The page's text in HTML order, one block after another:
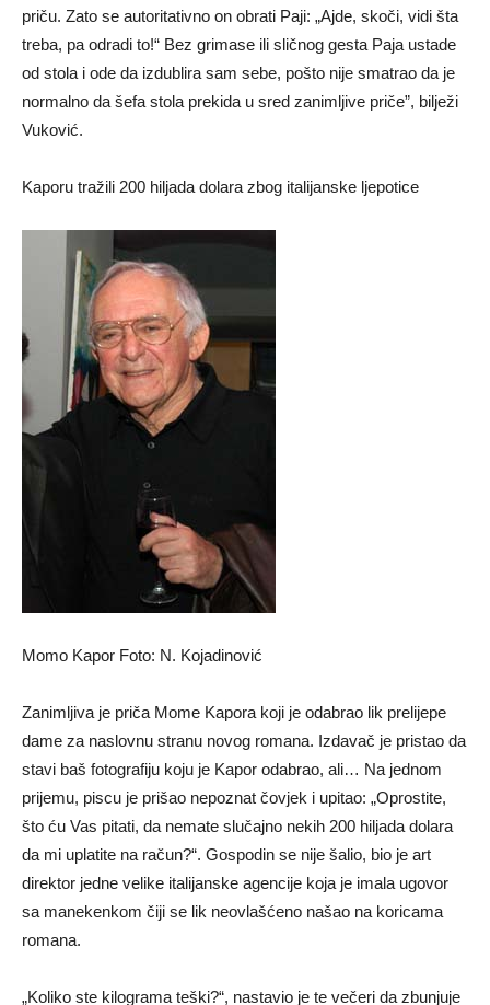
priču. Zato se autoritativno on obrati Paji: „Ajde, skoči, vidi šta
treba, pa odradi to!“ Bez grimase ili sličnog gesta Paja ustade
od stola i ode da izdublira sam sebe, pošto nije smatrao da je
normalno da šefa stola prekida u sred zanimljive priče”, bilježi
Vuković.
Kaporu tražili 200 hiljada dolara zbog italijanske ljepotice
Momo Kapor Foto: N. Kojadinović
Zanimljiva je priča Mome Kapora koji je odabrao lik prelijepe
dame za naslovnu stranu novog romana. Izdavač je pristao da
stavi baš fotografiju koju je Kapor odabrao, ali… Na jednom
prijemu, piscu je prišao nepoznat čovjek i upitao: „Oprostite,
što ću Vas pitati, da nemate slučajno nekih 200 hiljada dolara
da mi uplatite na račun?“. Gospodin se nije šalio, bio je art
direktor jedne velike italijanske agencije koja je imala ugovor
sa manekenkom čiji se lik neovlašćeno našao na koricama
romana.
„Koliko ste kilograma teški?“, nastavio je te večeri da zbunjuje